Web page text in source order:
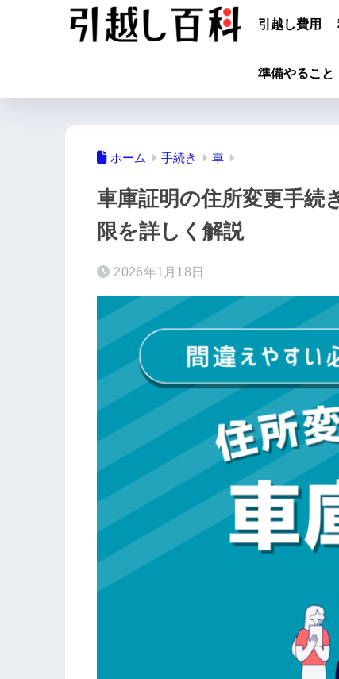
引越し費用
準備やること
ホーム 手続き 車
車庫証明の住所変更手続
限を詳しく解説
2026年1月18日